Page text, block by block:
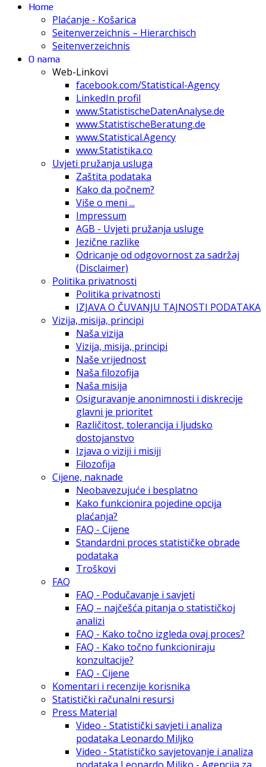
Home
Plaćanje - Košarica
Seitenverzeichnis – Hierarchisch
Seitenverzeichnis
O nama
Web-Linkovi
facebook.com/Statistical-Agency
LinkedIn profil
www.StatistischeDatenAnalyse.de
www.StatistischeBeratung.de
www.Statistical.Agency
www.Statistika.co
Uvjeti pružanja usluga
Zaštita podataka
Kako da počnem?
Više o meni ...
Impressum
AGB - Uvjeti pružanja usluge
Jezične razlike
Odricanje od odgovornost za sadržaj
(Disclaimer)
Politika privatnosti
Politika privatnosti
IZJAVA O ČUVANJU TAJNOSTI PODATAKA
Vizija, misija, principi
Naša vizija
Vizija, misija, principi
Naše vrijednost
Naša filozofija
Naša misija
Osiguravanje anonimnosti i diskrecije
glavni je prioritet
Različitost, tolerancija i ljudsko
dostojanstvo
Izjava o viziji i misiji
Filozofija
Cijene, naknade
Neobavezujuće i besplatno
Kako funkcionira pojedine opcija
plaćanja?
FAQ - Cijene
Standardni proces statističke obrade
podataka
Troškovi
FAQ
FAQ - Podučavanje i savjeti
FAQ – najčešća pitanja o statističkoj
analizi
FAQ - Kako točno izgleda ovaj proces?
FAQ - Kako točno funkcioniraju
konzultacije?
FAQ - Cijene
Komentari i recenzije korisnika
Statistički računalni resursi
Press Material
Video - Statistički savjeti i analiza
podataka Leonardo Miljko
Video - Statističko savjetovanje i analiza